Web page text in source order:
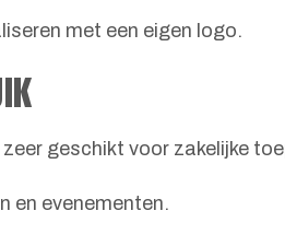
met een eigen logo.
geschikt voor zakelijke
en evenementen.